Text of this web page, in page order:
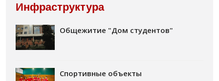
Инфраструктура
Общежитие "Дом студентов"
Спортивные объекты